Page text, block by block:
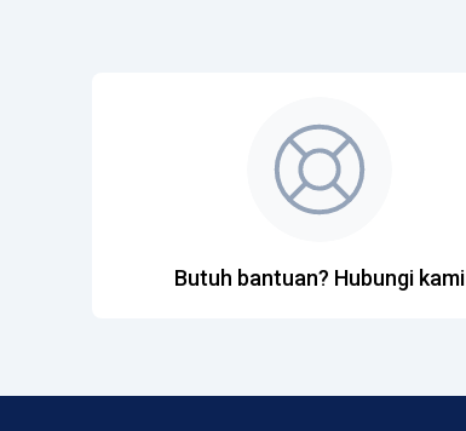
Butuh bantuan? Hubungi kami